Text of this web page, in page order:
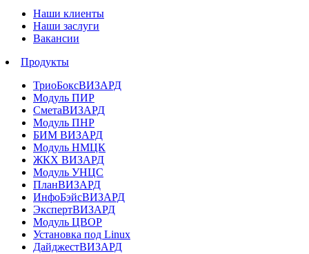
Наши клиенты
Наши заслуги
Вакансии
Продукты
ТриоБоксВИЗАРД
Модуль ПИР
СметаВИЗАРД
Модуль ПНР
БИМ ВИЗАРД
Модуль НМЦК
ЖКХ ВИЗАРД
Модуль УНЦС
ПланВИЗАРД
ИнфоБэйсВИЗАРД
ЭкспертВИЗАРД
Модуль ЦВОР
Установка под Linux
ДайджестВИЗАРД